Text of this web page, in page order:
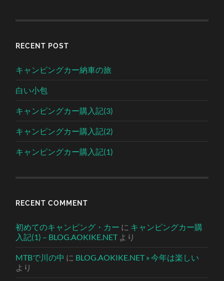
RECENT POST
キャンピングカー納車の旅
白い小包
キャンピングカー購入記(3)
キャンピングカー購入記(2)
キャンピングカー購入記(1)
RECENT COMMENT
初めてのキャンピング・カー に キャンピングカー購
入記(1) – BLOG.AOKIKE.NETより
MTBで川の中 に BLOG.AOKIKE.NET » 今年は楽しい
より